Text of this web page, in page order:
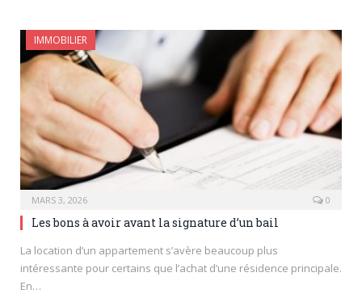
IMMOBILIER
MARS 3, 2026 0
Les bons à avoir avant la signature d’un bail
La location d’un appartement s’avère beaucoup plus
intéressante pour certains que l’achat d’une résidence principale.
En…